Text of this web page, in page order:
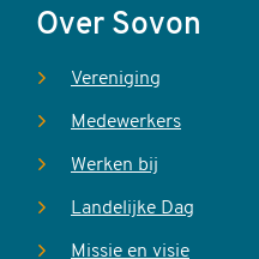
Over Sovon
Vereniging
Medewerkers
Werken bij
Landelijke Dag
Missie en visie